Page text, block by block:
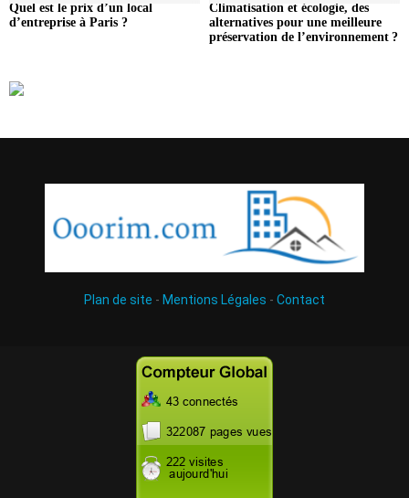
Quel est le prix d’un local
d’entreprise à Paris ?
Climatisation et écologie, des
alternatives pour une meilleure
préservation de l’environnement ?
Plan de site - Mentions Légales - Contact